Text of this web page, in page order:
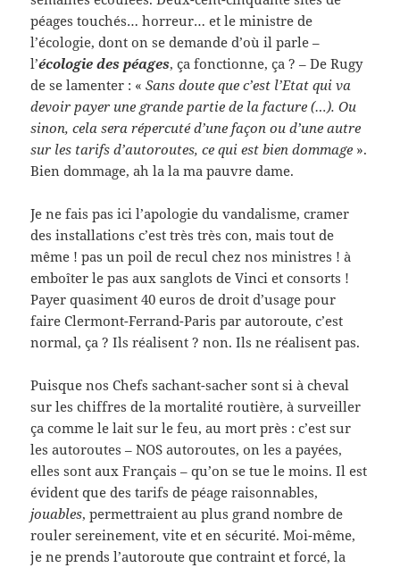
péages touchés… horreur… et le ministre de
l’écologie, dont on se demande d’où il parle –
l’écologie des péages, ça fonctionne, ça ? – De Rugy
de se lamenter : «Sans doute que c’est l’Etat qui va
devoir payer une grande partie de la facture (…). Ou
sinon, cela sera répercuté d’une façon ou d’une autre
sur les tarifs d’autoroutes, ce qui est bien dommage ».
Bien dommage, ah la la ma pauvre dame.
Je ne fais pas ici l’apologie du vandalisme, cramer
des installations c’est très très con, mais tout de
même ! pas un poil de recul chez nos ministres ! à
emboîter le pas aux sanglots de Vinci et consorts !
Payer quasiment 40 euros de droit d’usage pour
faire Clermont-Ferrand-Paris par autoroute, c’est
normal, ça ? Ils réalisent ? non. Ils ne réalisent pas.
Puisque nos Chefs sachant-sacher sont si à cheval
sur les chiffres de la mortalité routière, à surveiller
ça comme le lait sur le feu, au mort près : c’est sur
les autoroutes – NOS autoroutes, on les a payées,
elles sont aux Français – qu’on se tue le moins. Il est
évident que des tarifs de péage raisonnables,
jouables, permettraient au plus grand nombre de
rouler sereinement, vite et en sécurité. Moi-même,
je ne prends l’autoroute que contraint et forcé, la